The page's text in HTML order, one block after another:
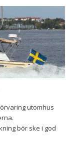
utomhus
bör ske i god